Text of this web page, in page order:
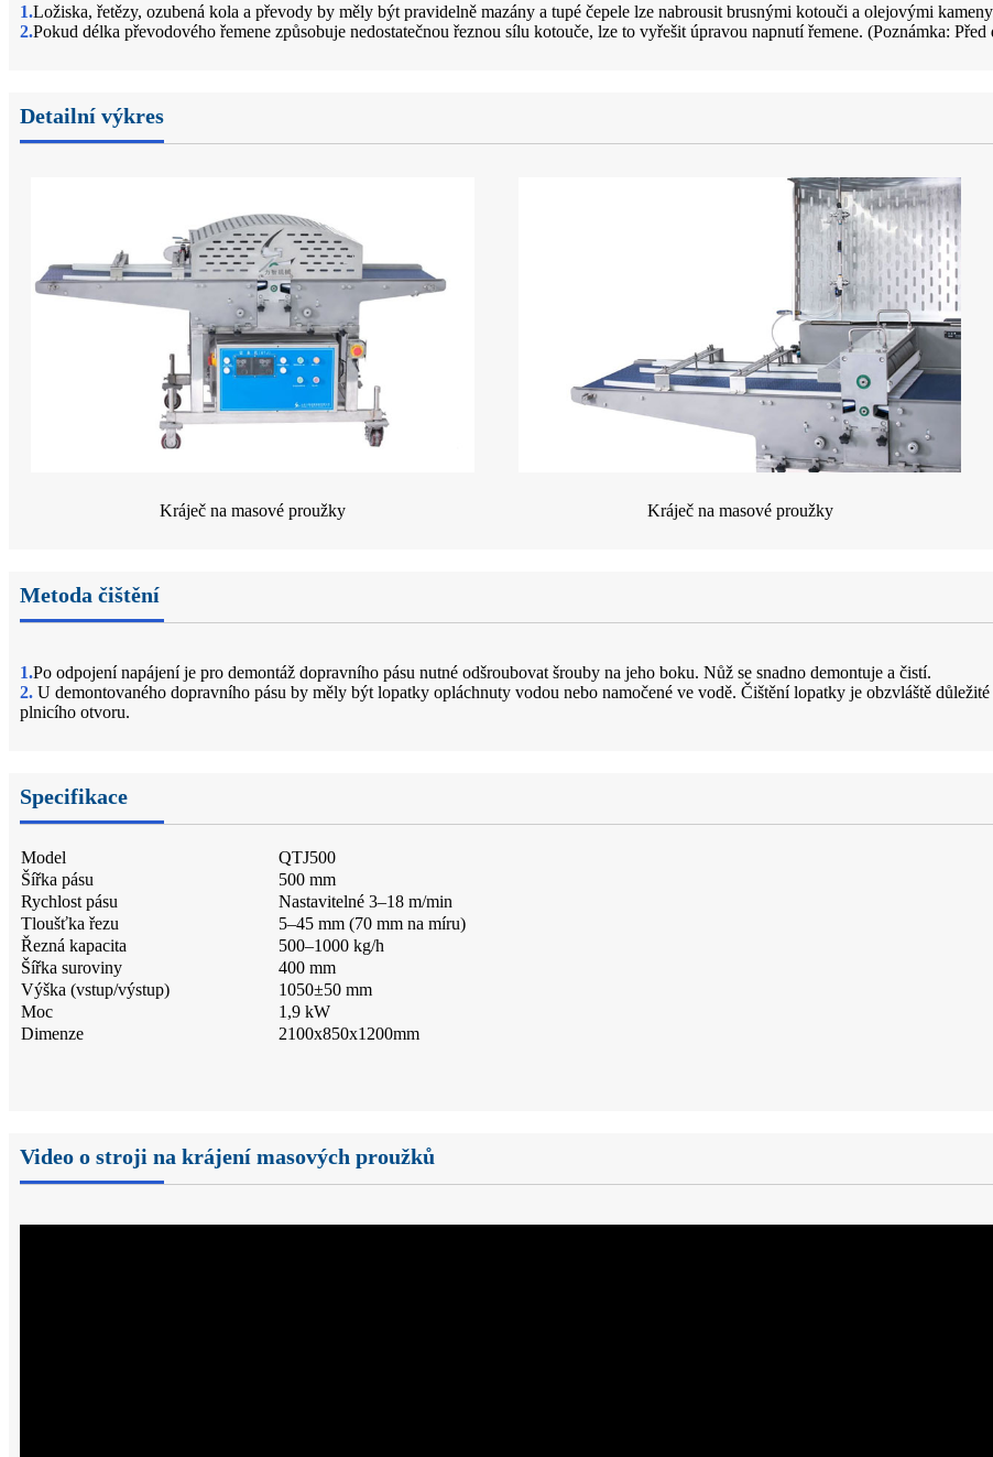
1.Ložiska, řetězy, ozubená kola a převody by měly být pravidelně mazány a tupé čepele lze nabrousit brusnými kotouči a olejovými
2.Pokud délka převodového řemene způsobuje nedostatečnou řeznou sílu kotouče, lze to vyřešit úpravou napnutí řemene. (Poznámka:
Detailní výkres
Kráječ na masové proužky Kráječ na masové proužky
Metoda čištění
1.Po odpojení napájení je pro demontáž dopravního pásu nutné odšroubovat šrouby na jeho boku. Nůž se snadno demontuje a čistí.
2. U demontovaného dopravního pásu by měly být lopatky opláchnuty vodou nebo namočené ve vodě. Čištění lopatky je obzvláště
plnicího otvoru.
Specifikace
Model
QTJ500
Šířka pásu
500 mm
Rychlost pásu
Nastavitelné 3–18 m/min
Tloušťka řezu
5–45 mm (70 mm na míru)
Řezná kapacita
500–1000 kg/h
Šířka suroviny
400 mm
Výška (vstup/výstup)
1050±50 mm
Moc
1,9 kW
Dimenze
2100x850x1200mm
Video o stroji na krájení masových proužků